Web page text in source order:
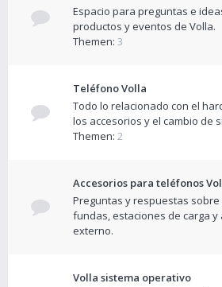
Espacio para preguntas e
productos y eventos de Volla.
Themen: 3
Teléfono Volla
Todo lo relacionado con el
los accesorios y el cambio de
Themen: 2
Accesorios para teléfonos
Preguntas y respuestas sobre
fundas, estaciones de carga y
externo.
Volla sistema operativo